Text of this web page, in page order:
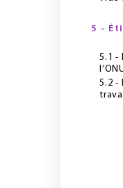
5 -
5.1 -
5.2 -